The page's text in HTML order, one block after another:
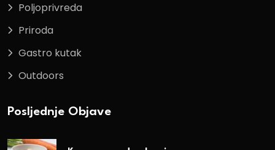
Poljoprivreda
Priroda
Gastro kutak
Outdoors
Posljednje Objave